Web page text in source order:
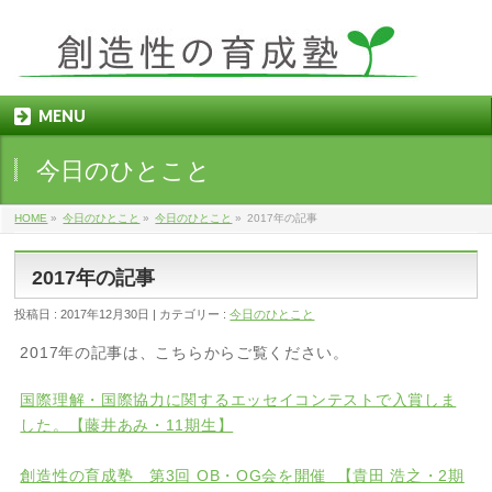
MENU
今日のひとこと
HOME » 今日のひとこと » 今日のひとこと » 2017年の記事
2017年の記事
投稿日 : 2017年12月30日 カテゴリー :今日のひとこと
2017年の記事は、こちらからご覧ください。
国際理解・国際協力に関するエッセイコンテストで入賞しま
した。【藤井あみ・11期生】
創造性の育成塾 第3回 OB・OG会を開催 【貴田 浩之・2期